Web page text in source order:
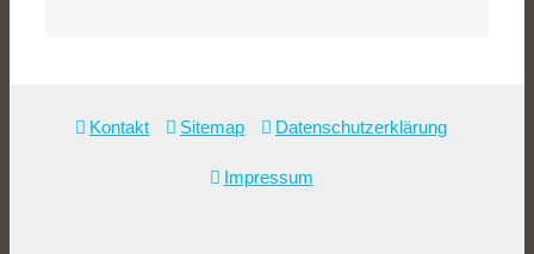
Kontakt Sitemap Datenschutzerklärung
Impressum